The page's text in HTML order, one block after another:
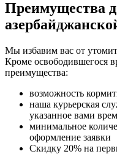
Преимущества
Мы избавим вас от
Кроме освободившегося
преимущества:
возможность
наша курьерская
указанное вами
минимальное
оформление заявки
Скидку 20% на